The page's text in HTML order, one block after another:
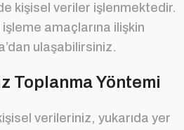
kişisel veriler işlenmektedir.
amaçlarına ilişkin
ulaşabilirsiniz.
Toplanma Yöntemi
verileriniz, yukarıda yer